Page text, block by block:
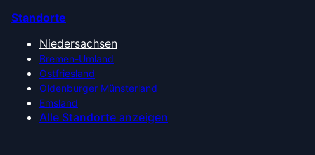
Standorte
Niedersachsen
Bremen-Umland
Ostfriesland
Oldenburger Münsterland
Emsland
Alle Standorte anzeigen